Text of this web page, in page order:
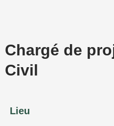
Chargé de
Civil
Lieu